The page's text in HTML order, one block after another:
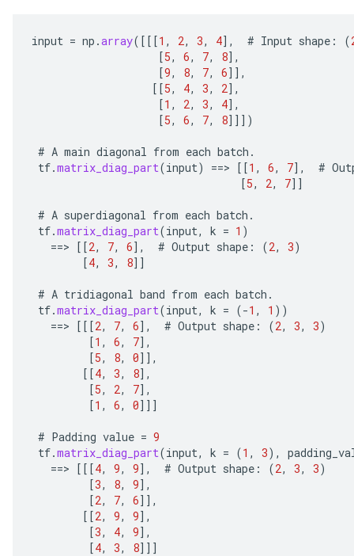
input = np .array( [[[1 , 2, 3, 4] , # Input shape : (
[5, 6, 7, 8] ,
[9, 8, 7, 6]] ,
[[5, 4, 3, 2] ,
[1 , 2, 3, 4] ,
[5, 6, 7, 8]]] )
# A main diagonal from each batch .
tf.matrix_diag_part(input) ==> [[1 , 6, 7] , #
[5, 2, 7]]
# A superdiagonal from each batch .
tf.matrix_diag_part(input, k = 1 )
==> [[2, 7, 6] , # Output shape : (2, 3)
[4, 3, 8]]
# A tridiagonal band from each batch .
tf.matrix_diag_part(input, k = (-1 , 1 ))
==> [[[2, 7, 6] , # Output shape : (2, 3, 3)
[1 , 6, 7] ,
[5, 8, 0]] ,
[[4, 3, 8] ,
[5, 2, 7] ,
[1 , 6, 0]]]
# Padding value = 9
tf.matrix_diag_part(input, k = (1 , 3),
==> [[[4, 9, 9] , # Output shape : (2, 3, 3)
[3, 8, 9] ,
[2, 7, 6]] ,
[[2, 9, 9] ,
[3, 4, 9] ,
[4, 3, 8]]]